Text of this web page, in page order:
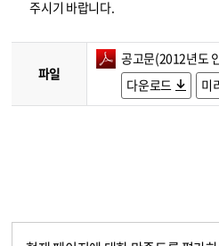
주시기 바랍니다.
파일
공고문(2012년도
다운로드
미